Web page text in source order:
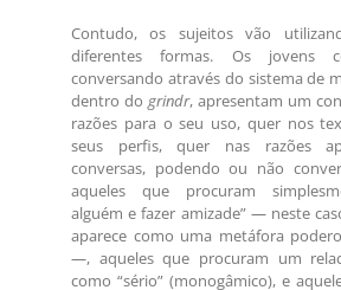
Contudo, os sujeitos vão
diferentes formas. Os jovens
conversando através do sistema de
dentro do grindr, apresentam um
razões para o seu uso, quer nos
seus perfis, quer nas razões
conversas, podendo ou não
aqueles que procuram
alguém e fazer amizade” — neste
aparece como uma metáfora
—, aqueles que procuram um
como “sério” (monogâmico), e